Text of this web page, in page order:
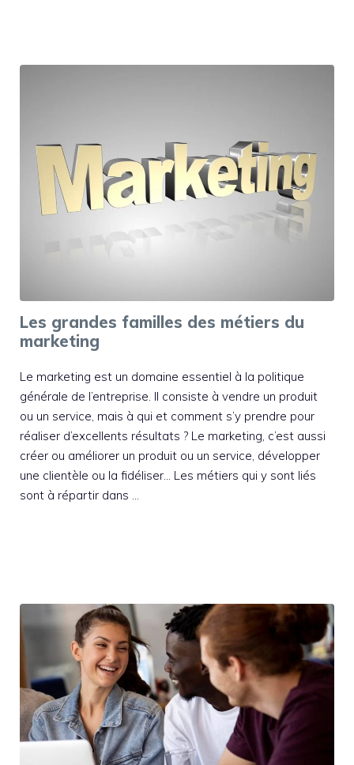
Les grandes familles des métiers du
marketing
Le marketing est un domaine essentiel à la politique
générale de l’entreprise. Il consiste à vendre un produit
ou un service, mais à qui et comment s’y prendre pour
réaliser d’excellents résultats ? Le marketing, c’est aussi
créer ou améliorer un produit ou un service, développer
une clientèle ou la fidéliser… Les métiers qui y sont liés
sont à répartir dans …